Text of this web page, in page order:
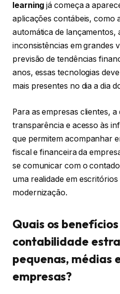
learning já começa a
aplicações contábeis, como
automática de lançamentos,
inconsistências em grandes
previsão de tendências
anos, essas tecnologias
mais presentes no dia a dia
Para as empresas clientes,
transparência e acesso às
que permitem acompanhar
fiscal e financeira da
se comunicar com o
uma realidade em
modernização.
Quais os
contabilidade
pequenas, médias
empresas?